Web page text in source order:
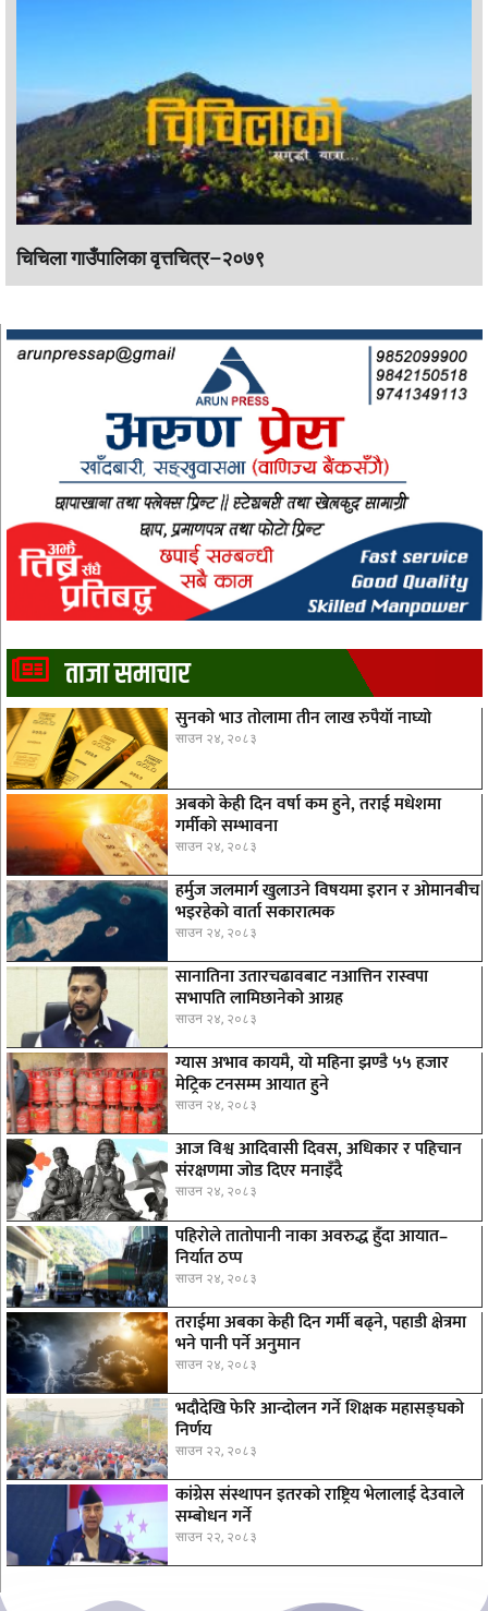
चिचिला गाउँपालिका वृत्तचित्र–२०७९
ताजा समाचार
सुनको भाउ तोलामा तीन लाख रुपैयाँ नाघ्यो
साउन २४, २०८३
अबको केही दिन वर्षा कम हुने, तराई मधेशमा
गर्मीको सम्भावना
साउन २४, २०८३
हर्मुज जलमार्ग खुलाउने विषयमा इरान र ओमानबीच
भइरहेको वार्ता सकारात्मक
साउन २४, २०८३
सानातिना उतारचढावबाट नआत्तिन रास्वपा
सभापति लामिछानेको आग्रह
साउन २४, २०८३
ग्यास अभाव कायमै, यो महिना झण्डै ५५ हजार
मेट्रिक टनसम्म आयात हुने
साउन २४, २०८३
आज विश्व आदिवासी दिवस, अधिकार र पहिचान
संरक्षणमा जोड दिएर मनाइँदै
साउन २४, २०८३
पहिरोले तातोपानी नाका अवरुद्ध हुँदा आयात–
निर्यात ठप्प
साउन २४, २०८३
तराईमा अबका केही दिन गर्मी बढ्ने, पहाडी क्षेत्रमा
भने पानी पर्ने अनुमान
साउन २४, २०८३
भदौदेखि फेरि आन्दोलन गर्ने शिक्षक महासङ्घको
निर्णय
साउन २२, २०८३
कांग्रेस संस्थापन इतरको राष्ट्रिय भेलालाई देउवाले
सम्बोधन गर्ने
साउन २२, २०८३